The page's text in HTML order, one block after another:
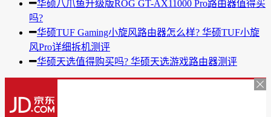
华硕八爪鱼升级版ROG GT-AX11000 Pro路由器值得买
吗?
华硕TUF Gaming小旋风路由器怎么样? 华硕TUF小旋
风Pro详细拆机测评
华硕天选值得购买吗? 华硕天选游戏路由器测评